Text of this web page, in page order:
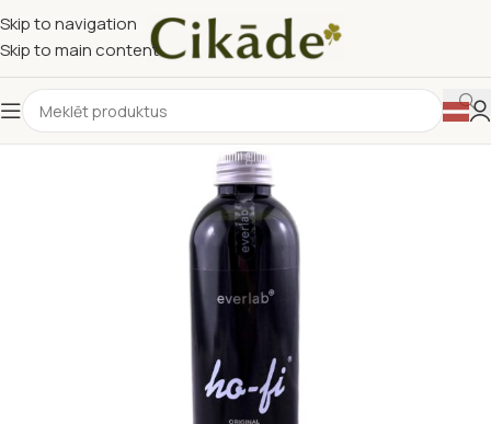
Skip to navigation
Skip to main content